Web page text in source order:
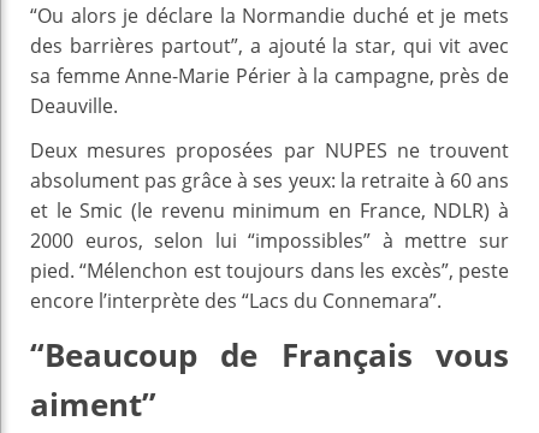
“Ou alors je déclare la Normandie duché et je mets
des barrières partout”, a ajouté la star, qui vit avec
sa femme Anne-Marie Périer à la campagne, près de
Deauville.
Deux mesures proposées par NUPES ne trouvent
absolument pas grâce à ses yeux: la retraite à 60 ans
et le Smic (le revenu minimum en France, NDLR) à
2000 euros, selon lui “impossibles” à mettre sur
pied. “Mélenchon est toujours dans les excès”, peste
encore l’interprète des “Lacs du Connemara”.
“Beaucoup de Français vous
aiment”